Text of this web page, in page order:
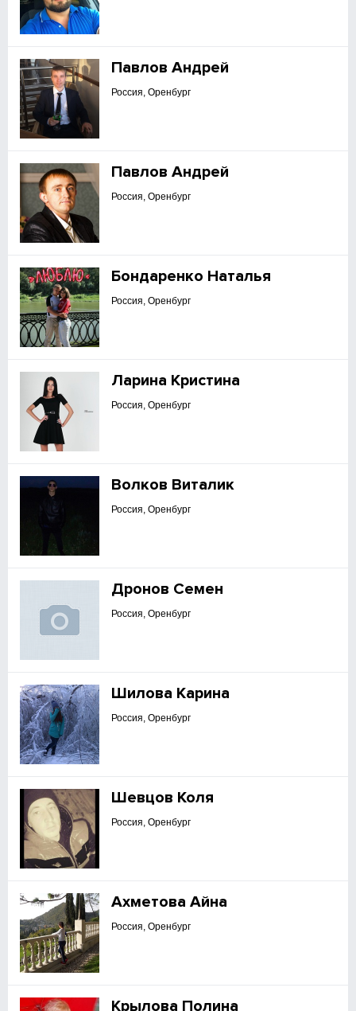
Павлов Андрей
Россия, Оренбург
Павлов Андрей
Россия, Оренбург
Бондаренко Наталья
Россия, Оренбург
Ларина Кристина
Россия, Оренбург
Волков Виталик
Россия, Оренбург
Дронов Семен
Россия, Оренбург
Шилова Карина
Россия, Оренбург
Шевцов Коля
Россия, Оренбург
Ахметова Айна
Россия, Оренбург
Крылова Полина